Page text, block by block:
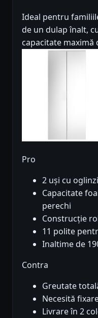
Ideal pentru
de un dulap înalt,
capacitate maximă
Pro
2 uși cu
Capacitate
perechi
Construcție
11 polite
Inaltime de
Contra
Greutate
Necesită
Livrare în 2